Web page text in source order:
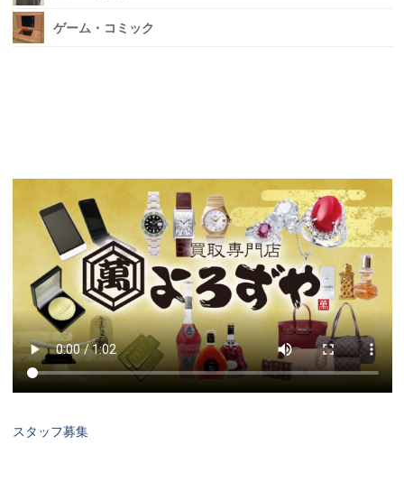
ゲーム・コミック
スタッフ募集